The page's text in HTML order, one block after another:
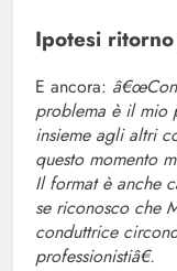
Ipotesi
E ancora:
problema è il mio
insieme agli altri
questo momento
Il format è anche
se riconosco che
conduttrice
professionistiâ€.